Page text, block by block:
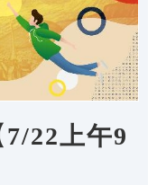
22上午9